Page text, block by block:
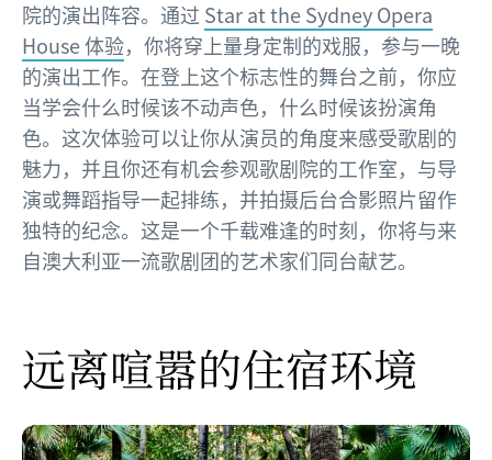
院的演出阵容。通过 Star at the Sydney Opera
House 体验，你将穿上量身定制的戏服，参与一晚
的演出工作。在登上这个标志性的舞台之前，你应
当学会什么时候该不动声色，什么时候该扮演角
色。这次体验可以让你从演员的角度来感受歌剧的
魅力，并且你还有机会参观歌剧院的工作室，与导
演或舞蹈指导一起排练，并拍摄后台合影照片留作
独特的纪念。这是一个千载难逢的时刻，你将与来
自澳大利亚一流歌剧团的艺术家们同台献艺。
远离喧嚣的住宿环境